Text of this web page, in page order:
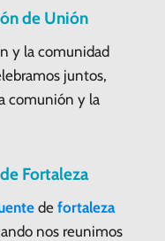
de Unión
y la comunidad
juntos,
comunión y la
Fortaleza
de fortaleza
nos reunimos